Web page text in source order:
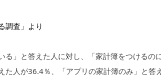
調査」より
る」と答えた人に対し、「家計簿をつけるの
た人が36.4％、「アプリの家計簿のみ」と答